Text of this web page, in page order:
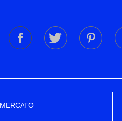
MERCATO